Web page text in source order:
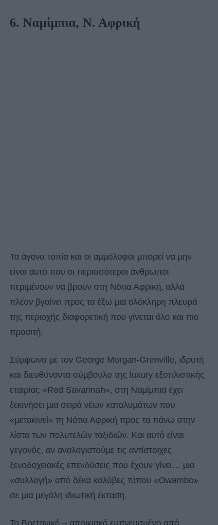
6. Ναμίμπια, Ν. Αφρική
Τα άγονα τοπία και οι αµµόλοφοι µπορεί να µην
είναι αυτό που οι περισσότεροι άνθρωποι
περιµένουν να βρουν στη Νότια Αφρική, αλλά
πλέον βγαίνει προς τα έξω µια ολόκληρη πλευρά
της περιοχής διαφορετική που γίνεται όλο και πιο
προσιτή.
Σύµφωνα µε τον George Morgan-Grenville, ιδρυτή
και διευθύνοντα σύµβουλο της luxury εξοπλιστικής
εταιρίας «Red Savannah», στη Ναµίµπια έχει
ξεκινήσει µια σειρά νέων καταλυµάτων που
«µετακινεί» τη Νότια Αφρική προς τα πάνω στην
λίστα των πολυτελών ταξιδιών. Και αυτό είναι
γεγονός, αν αναλογιστούµε τις αντίστοιχες
ξενοδοχειακές επενδύσεις που έχουν γίνει… µια
«συλλογή» από δέκα καλύβες τύπου «Owambo»
σε µια µεγάλη ιδιωτική έκταση.